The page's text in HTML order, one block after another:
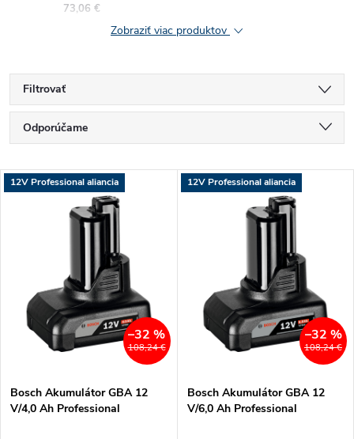
73,06 €
Zobraziť viac produktov
Filtrovať
R
a
p
Odporúčame
Najdrahšie
Najpredávanejšie
V
p
r
12V Professional aliancia
108,24 €
–32 %
Bosch Akumulátor GBA 12
V/4,0 Ah Professional
12V Professional aliancia
108,24 €
–32 %
Bosch Akumulátor GBA 12
V/6,0 Ah Professional